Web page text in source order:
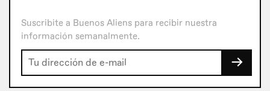
Suscribite a Buenos Aliens para recibir nuestra
información semanalmente.
→